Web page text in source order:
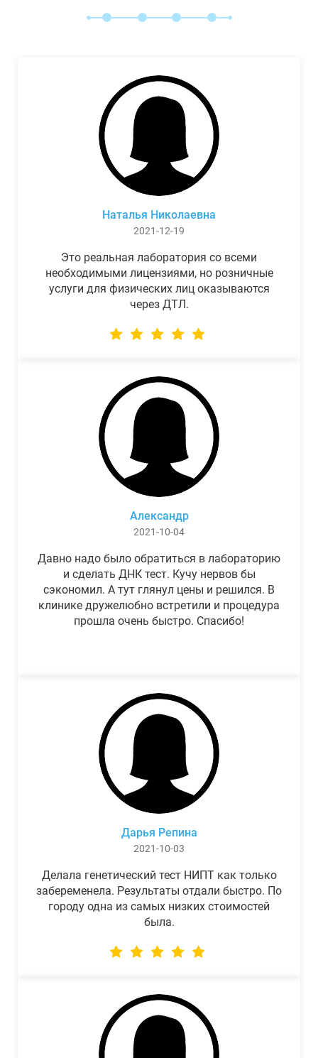
Наталья Николаевна
2021-12-19
Это реальная лаборатория со всеми
необходимыми лицензиями, но розничные
услуги для физических лиц оказываются
через ДТЛ.
Александр
2021-10-04
Давно надо было обратиться в лабораторию
и сделать ДНК тест. Кучу нервов бы
сэкономил. А тут глянул цены и решился. В
клинике дружелюбно встретили и процедура
прошла очень быстро. Спасибо!
Дарья Репина
2021-10-03
Делала генетический тест НИПТ как только
забеременела. Результаты отдали быстро. По
городу одна из самых низких стоимостей
была.